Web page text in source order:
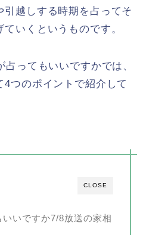
引越しする時期を占ってそ
いくというものです。
ってもいいですかでは、
つのポイントで紹介して
CLOSE
いですか7/8放送の家相